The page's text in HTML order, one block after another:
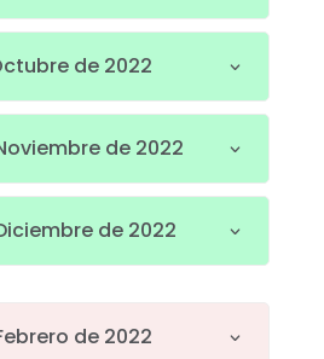
de 2022
de 2022
de 2022
de 2022